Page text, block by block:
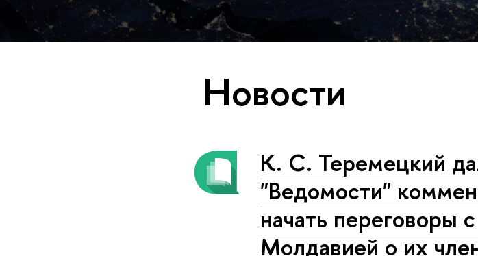
Новости
К. С. Теремецкий
"Ведомости"
начать переговоры
Молдавией о их